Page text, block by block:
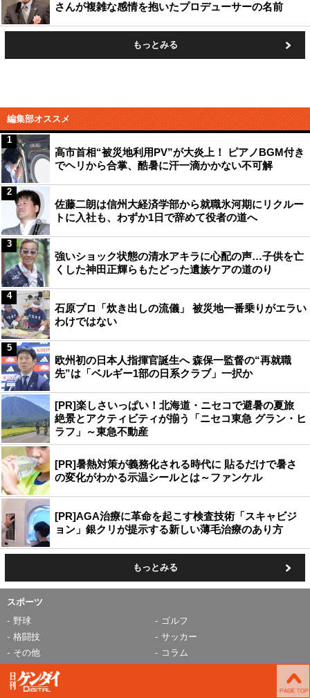
さんが複雑な感情を抱いたプロデューサーの名前
もっとみる
編集部オススメ
高市首相“被災地利用PV”が大炎上！ ピアノBGM付き
でヘリから合掌、酷暑に汗一滴かかない不可解
1
佐藤二朗は信州大経済学部から就職氷河期にリクルー
トに入社も、わずか1日で辞めて役者の道へ
2
強いショック状態の清水アキラに心配の声…子供を亡
くした神田正輝らもたどった遺族ケアの道のり
3
石原プロ「炊き出しの流儀」 被災地一番乗りがエラい
わけではない
4
欧州初の日本人指揮官誕生へ 森保一監督の“再就職
先”は「ベルギー1部の日系クラブ」一択か
5
[PR]楽しさいっぱい！北海道・ニセコで避暑の夏旅
絶景とアクティビティが揃う「ニセコ東急 グラン・ヒ
ラフ」～東急不動産
[PR]暑熱対策が義務化される時代に 貼るだけで暑さ
の変化がわかる示温シールとは～ファンケル
[PR]AGA治療に革命を起こす検査技術「スキャビジ
ョン」銀クリが提示する新しい薄毛治療のあり方
もっとみる
スポーツ
野球
ゴルフ
格闘技
サッカー
その他
コラム